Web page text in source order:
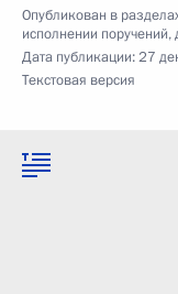
Опубликован в
исполнении
Дата публикации:27
Текстовая версия